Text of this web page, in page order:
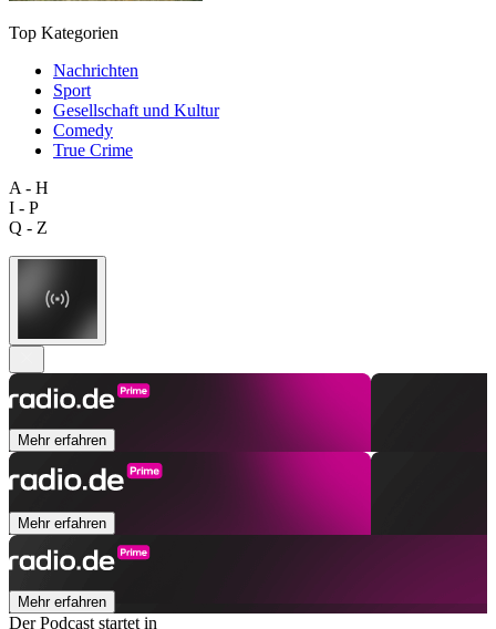
Top Kategorien
Nachrichten
Sport
Gesellschaft und Kultur
Comedy
True Crime
A - H
I - P
Q - Z
Mehr erfahren
Mehr erfahren
Mehr erfahren
Der Podcast startet in